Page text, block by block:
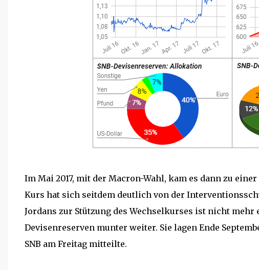
Im Mai 2017, mit der Macron-Wahl, kam es dann zu
Kurs hat sich seitdem deutlich von der
Jordans zur Stützung des Wechselkurses ist nicht
Devisenreserven munter weiter. Sie lagen Ende
SNB am Freitag mitteilte.